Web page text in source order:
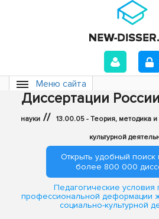
Меню сайта
Диссертации России
науки // 13.00.05 - Теория, методика
культурной
Открыть удобный поиск
более 800 000
Педагогические
профессиональной деформации
социально-культурной